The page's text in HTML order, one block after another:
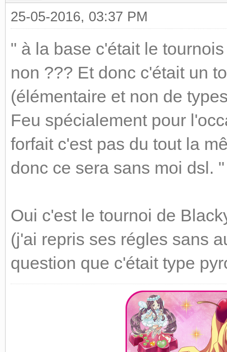
25-05-2016, 03:37 PM
" à la base c'était le
non ??? Et donc c'était un
(élémentaire et non de
Feu spécialement pour
forfait c'est pas du tout la
donc ce sera sans moi dsl. "
Oui c'est le tournoi de
(j'ai repris ses régles sans
question que c'était type